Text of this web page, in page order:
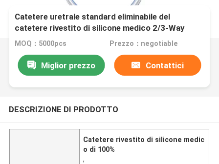
Catetere uretrale standard eliminabile del
catetere rivestito di silicone medico 2/3-Way
Foley di 100%
MOQ：5000pcs Prezzo：negotiable
Miglior prezzo Contattici
DESCRIZIONE DI PRODOTTO
Catetere rivestito di silicone medic
o di 100%
,